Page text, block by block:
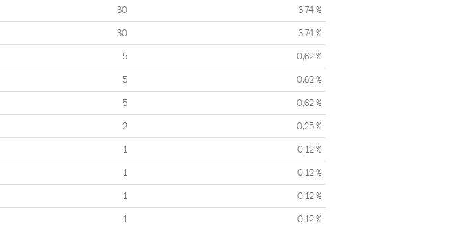
30 3,74 %
30 3,74 %
5 0,62 %
5 0,62 %
5 0,62 %
2 0,25 %
1 0,12 %
1 0,12 %
1 0,12 %
1 0,12 %